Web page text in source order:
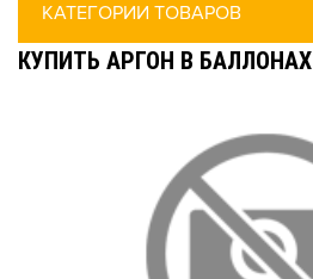
КАТЕГОРИИ ТОВАРОВ
КУПИТЬ АРГОН В БАЛЛОНАХ